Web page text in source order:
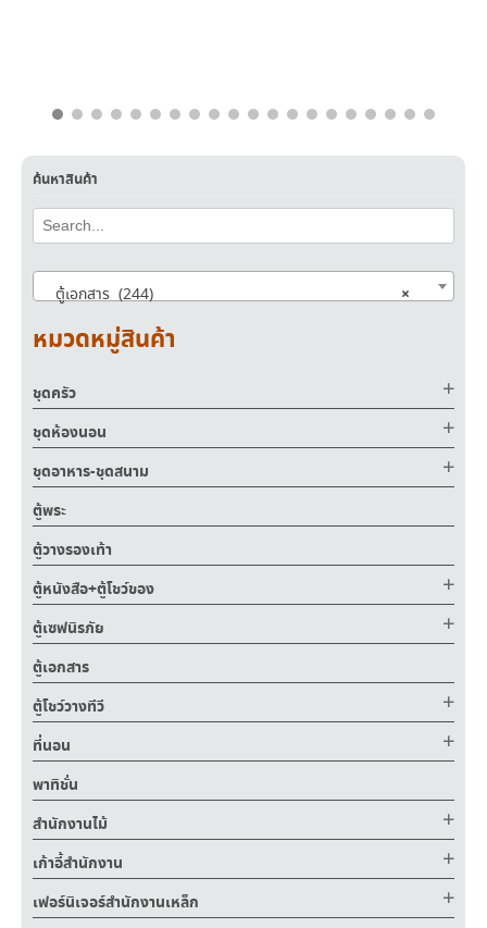
ค้นหาสินค้า
×
ตู้เอกสาร (244)
หมวดหมู่สินค้า
ชุดครัว
ชุดห้องนอน
ชุดอาหาร-ชุดสนาม
ตู้พระ
ตู้วางรองเท้า
ตู้หนังสือ+ตู้โชว์ของ
ตู้เซฟนิรภัย
ตู้เอกสาร
ตู้โชว์วางทีวี
ที่นอน
พาทิชั่น
สำนักงานไม้
เก้าอี้สำนักงาน
เฟอร์นิเจอร์สำนักงานเหล็ก